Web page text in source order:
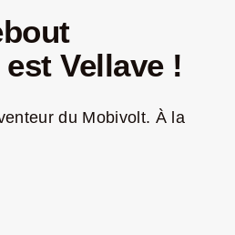
Vellave !
du Mobivolt. À la